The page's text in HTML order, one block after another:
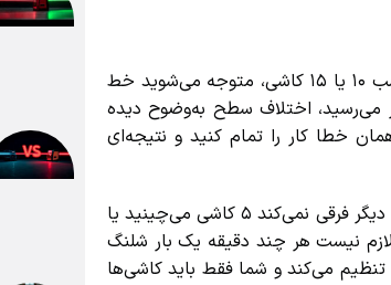
فرض کنید در حال کاشی‌کاری یک سالن بزرگ هستید. در ردیف اول همه چیز خوب پیش می‌رود، اما بعد از نصب ۱۰ یا ۱۵ کاشی، متوجه می‌شوید خط
می‌رسید، اختلاف سطح به‌وضوح دیده
خطا کار را تمام کنید و نتیجه‌ای
دقیقاً جلوی همین مشکل را می‌گیرد. وقتی شما یک خط لیزری دقیق روی کف یا دیوار بیندازید، دیگر فرقی نمی‌کند ۵ کاشی می‌چینید یا
نیست هر چند دقیقه یک بار شلنگ
می‌کند و شما فقط باید کاشی‌ها